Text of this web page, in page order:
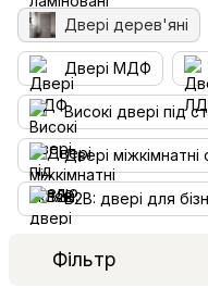
Двері дерев'яні
Двері МДФ
Високі двері під
Двері міжкімнатні
B2B: двері для
Фільтр